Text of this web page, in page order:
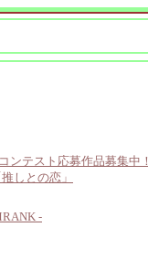
ンテスト応募作品募集中！
しとの恋」
-